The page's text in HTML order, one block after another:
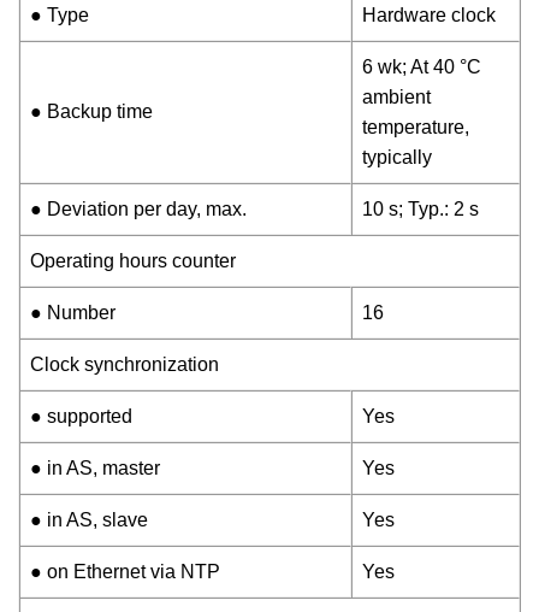
● Type Hardware clock
● Backup time
6 wk; At 40 °C
ambient
temperature,
typically
● Deviation per day, max. 10 s; Typ.: 2 s
Operating hours counter
● Number 16
Clock synchronization
● supported Yes
● in AS, master Yes
● in AS, slave Yes
● on Ethernet via NTP Yes